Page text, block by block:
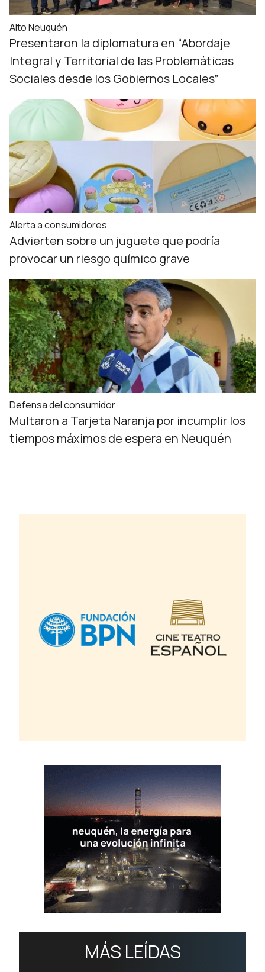
Alto Neuquén
Presentaron la diplomatura en “Abordaje
Integral y Territorial de las Problemáticas
Sociales desde los Gobiernos Locales”
Alerta a consumidores
Advierten sobre un juguete que podría
provocar un riesgo químico grave
Defensa del consumidor
Multaron a Tarjeta Naranja por incumplir los
tiempos máximos de espera en Neuquén
MÁS LEÍDAS